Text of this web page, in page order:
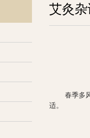
艾灸杂
春季多风
适。